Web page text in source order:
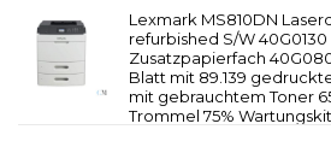
Lexmark MS810DN
refurbished S/W 40G0130
Zusatzpapierfach
Blatt mit 89.139
mit gebrauchtem Toner
Trommel 75%